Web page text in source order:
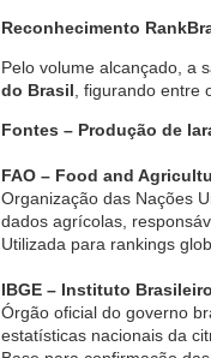
Reconhecimento
Pelo volume alcançado, a
do Brasil , figurando
Fontes – Produção de
FAO – Food and
Organização das Nações
dados agrícolas,
Utilizada para rankings
IBGE – Instituto
Órgão oficial do governo
estatísticas nacionais da